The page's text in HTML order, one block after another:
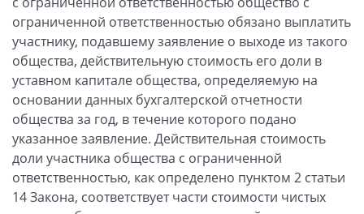
ограниченной ответственностью обязано выплатить
участнику, подавшему заявление о выходе из такого
общества, действительную стоимость его доли в
уставном капитале общества, определяемую на
основании данных бухгалтерской отчетности
общества за год, в течение которого подано
указанное заявление. Действительная стоимость
доли участника общества с ограниченной
ответственностью, как определено пунктом 2 статьи
14 Закона, соответствует части стоимости чистых